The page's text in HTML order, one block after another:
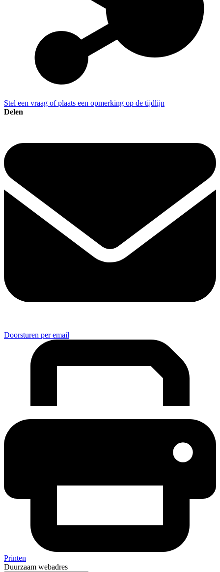
Stel een vraag of plaats een opmerking op de tijdlijn
Delen
Doorsturen per email
Printen
Duurzaam webadres